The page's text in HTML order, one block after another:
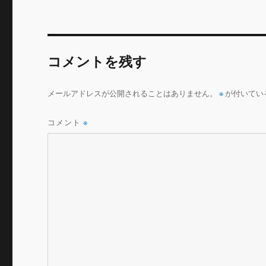
b
k
r
コメントを残す
メールアドレスが公開されることはありません。 ※ が付いて
コメント※